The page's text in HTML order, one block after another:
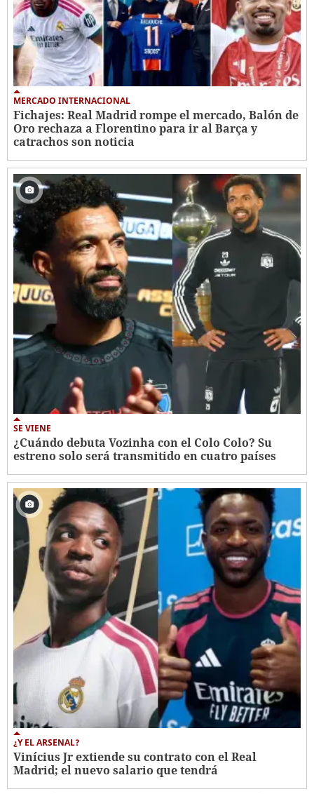
MERCADO INTERNACIONAL
Fichajes: Real Madrid rompe el mercado, Balón de
Oro rechaza a Florentino para ir al Barça y
catrachos son noticia
SE VIENE
¿Cuándo debuta Vozinha con el Colo Colo? Su
estreno solo será transmitido en cuatro países
¿Y EL ARSENAL?
Vinícius Jr extiende su contrato con el Real
Madrid; el nuevo salario que tendrá